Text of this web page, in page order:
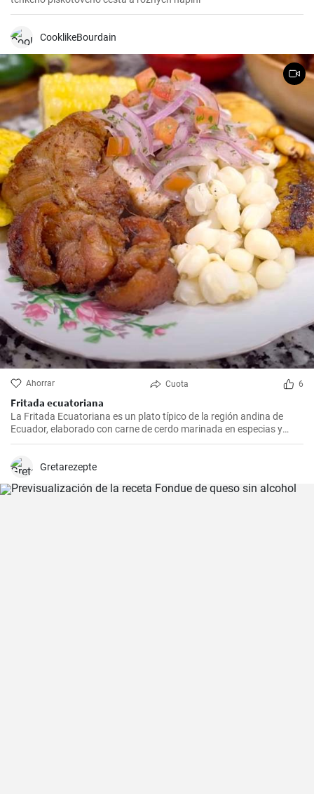
CooklikeBourdain
Ahorrar Cuota 6
Fritada ecuatoriana
La Fritada Ecuatoriana es un plato típico de la región andina de
Ecuador, elaborado con carne de cerdo marinada en especias y
cocinada a fuego lento en una olla con agua hasta que quede suave
Gretarezepte